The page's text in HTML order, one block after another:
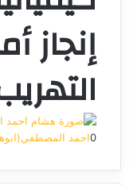
إنجاز
احمد0